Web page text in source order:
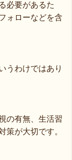
必要があるた
ォローなどを含
うわけではあり
の有無、生活習
策が大切です。